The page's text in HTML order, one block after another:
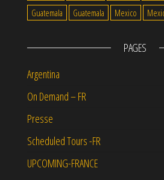
Guatemala
Guatemala Mexico
PAGES
Argentina
On Demand – FR
Presse
Scheduled Tours -FR
UPCOMING-FRANCE